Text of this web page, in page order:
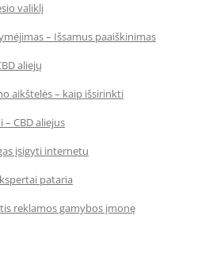
valiklį
– Išsamus paaiškinimas
aliejų
aikštelės – kaip išsirinkti
CBD aliejus
įsigyti internetu
pataria
reklamos gamybos įmonę